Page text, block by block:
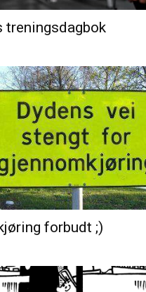
treningsdagbok
forbudt ;)